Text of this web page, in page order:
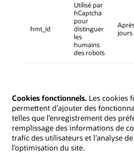
hmt_id
Utilisé par
hCaptcha
pour
distinguer
les
humains
des robots
jours
Cookies fonctionnels. Les cookies
permettent d’ajouter des
telles que l’enregistrement des
remplissage des informations de
trafic des utilisateurs et l’analyse
l’optimisation du site.